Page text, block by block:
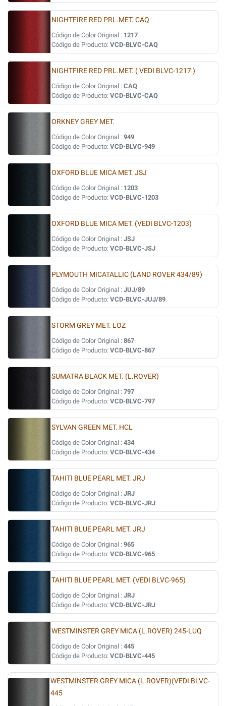
NIGHTFIRE RED PRL.MET. CAQ
Código de Color Original : 1217
Código de Producto: VCD-BLVC-CAQ
NIGHTFIRE RED PRL.MET. ( VEDI BLVC-1217 )
Código de Color Original : CAQ
Código de Producto: VCD-BLVC-CAQ
ORKNEY GREY MET.
Código de Color Original : 949
Código de Producto: VCD-BLVC-949
OXFORD BLUE MICA MET. JSJ
Código de Color Original : 1203
Código de Producto: VCD-BLVC-1203
OXFORD BLUE MICA MET. (VEDI BLVC-1203)
Código de Color Original : JSJ
Código de Producto: VCD-BLVC-JSJ
PLYMOUTH MICATALLIC (LAND ROVER 434/89)
Código de Color Original : JUJ/89
Código de Producto: VCD-BLVC-JUJ/89
STORM GREY MET. LOZ
Código de Color Original : 867
Código de Producto: VCD-BLVC-867
SUMATRA BLACK MET. (L.ROVER)
Código de Color Original : 797
Código de Producto: VCD-BLVC-797
SYLVAN GREEN MET. HCL
Código de Color Original : 434
Código de Producto: VCD-BLVC-434
TAHITI BLUE PEARL MET. JRJ
Código de Color Original : JRJ
Código de Producto: VCD-BLVC-JRJ
TAHITI BLUE PEARL MET. JRJ
Código de Color Original : 965
Código de Producto: VCD-BLVC-965
TAHITI BLUE PEARL MET. (VEDI BLVC-965)
Código de Color Original : JRJ
Código de Producto: VCD-BLVC-JRJ
WESTMINSTER GREY MICA (L.ROVER) 245-LUQ
Código de Color Original : 445
Código de Producto: VCD-BLVC-445
WESTMINSTER GREY MICA (L.ROVER)(VEDI BLVC-
445